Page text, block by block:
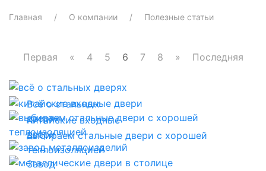
Главная О компании Полезные статьи
Первая « 4 5 6 7 8 » Последняя
Всё о стальных
дверях
Китайские входные
двери
Выбираем стальные двери с хорошей
теплоизоляцией
Завод